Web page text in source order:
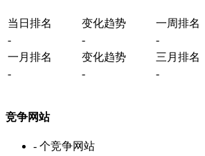
当日排名 变化趋势 一周排名
-
- -
一月排名
变化趋势 三月排名
-
- -
竞争网站
- 个竞争网站